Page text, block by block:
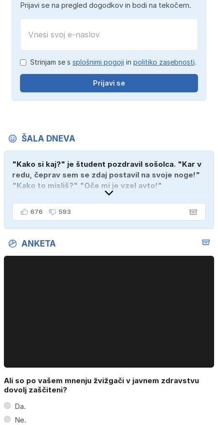
Prijavi se na pregled dogodkov in bodi na tekočem.
Strinjam se s splošnimi pogoji in politiko zasebnosti.
Prijavi se
ŠALA DNEVA
"Kako si kaj?" je študent pozdravil sošolca. "Kar v
redu, čeprav sem se zdaj postavil na svoje noge!"
"Kako to misliš?" "Oče mi je vzel avto!"
676 593
ANKETA
Ali so po vašem mnenju žvižgači v javnem zdravstvu
dovolj zaščiteni?
Da.
Ne.